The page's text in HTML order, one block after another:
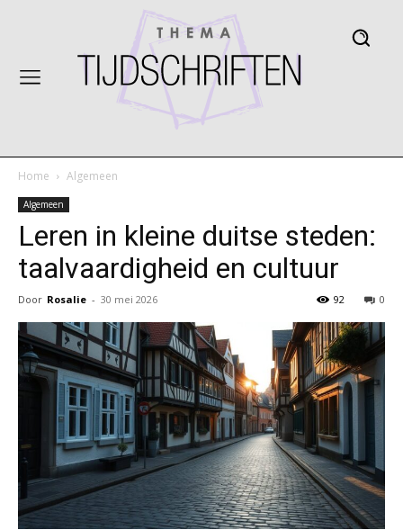
Home Algemeen
Algemeen
Leren in kleine duitse steden:
taalvaardigheid en cultuur
Door Rosalie - 30 mei 2026 0
92